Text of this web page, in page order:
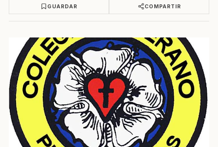
GUARDAR COMPARTIR